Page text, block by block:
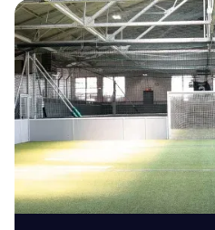
DIRECCIÓN
2343 S Throop St, Chicago,
IL 60608
Cómo llegar
TELÉFONO
(312) 226-1988
EMAIL
chitown@sofive.com